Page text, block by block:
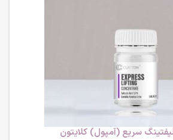
سریع (آمپول) کلایتون